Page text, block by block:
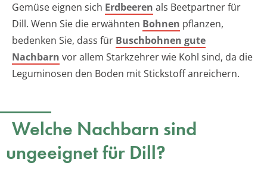
Gemüse eignen sich Erdbeeren als Beetpartner für
Dill. Wenn Sie die erwähnten Bohnen pflanzen,
bedenken Sie, dass für Buschbohnen gute
Nachbarn vor allem Starkzehrer wie Kohl sind, da die
Leguminosen den Boden mit Stickstoff anreichern.
Welche Nachbarn sind
ungeeignet für Dill?